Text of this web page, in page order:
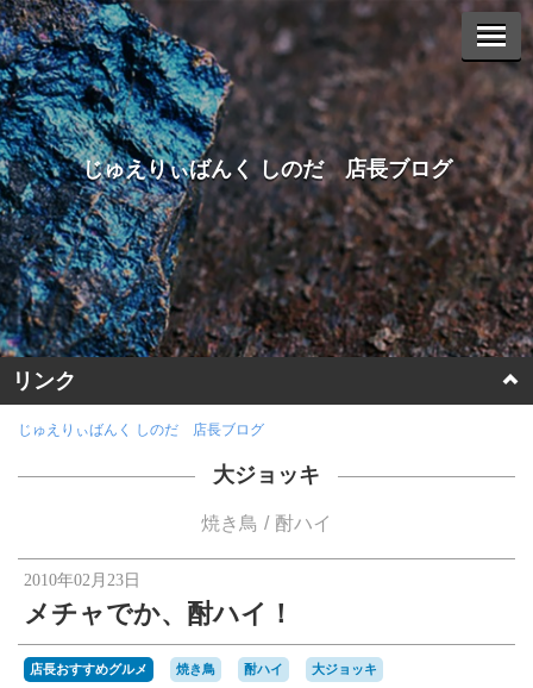
じゅえりぃばんく しのだ 店長ブログ
リンク
ホームページに戻る
ヤフーオークションへ
じゅえりぃばんく しのだ 店長ブログ
大ジョッキ
焼き鳥 酎ハイ
2010年02月23日
メチャでか、酎ハイ！
店長おすすめグルメ 焼き鳥 酎ハイ 大ジョッキ